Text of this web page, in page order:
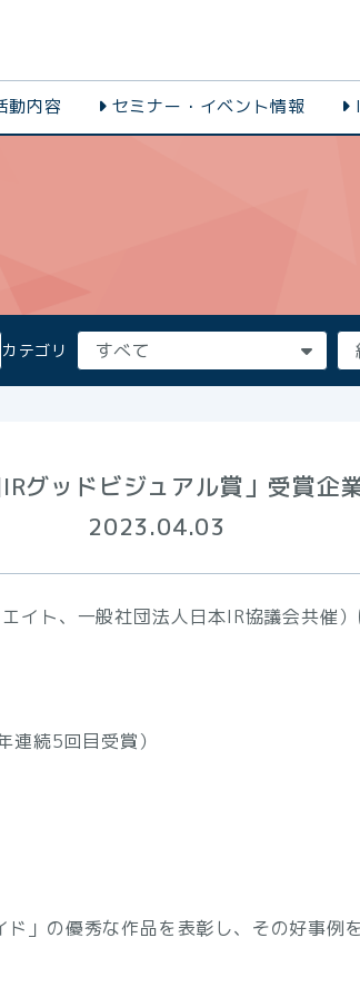
動内容 セミナー・イベント情報
カテゴリ
IRグッドビジュアル賞」受賞企
2023.04.03
イト、一般社団法人日本IR協議会共催
続5回目受賞）
」の優秀な作品を表彰し、その好事例